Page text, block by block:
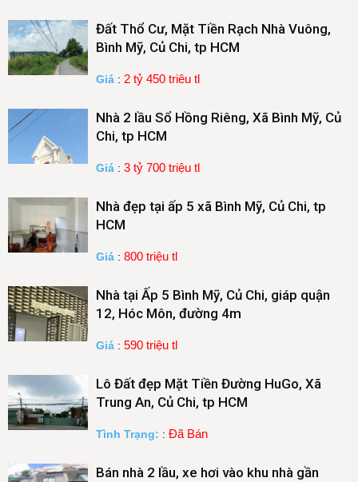
Đất Thổ Cư, Mặt Tiền Rạch Nhà Vuông,
Bình Mỹ, Củ Chi, tp HCM
Giá : 2 tỷ 450 triêu tl
Nhà 2 lầu Sổ Hồng Riêng, Xã Bình Mỹ, Củ
Chi, tp HCM
Giá : 3 tỷ 700 triệu tl
Nhà đẹp tại ấp 5 xã Bình Mỹ, Củ Chi, tp
HCM
Giá : 800 triệu tl
Nhà tại Ấp 5 Bình Mỹ, Củ Chi, giáp quận
12, Hóc Môn, đường 4m
Giá : 590 triệu tl
Lô Đất đẹp Mặt Tiền Đường HuGo, Xã
Trung An, Củ Chi, tp HCM
Tình Trạng: : Đã Bán
Bán nhà 2 lầu, xe hơi vào khu nhà gần